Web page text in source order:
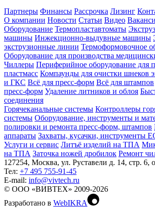
Партнеры Финансы Рассрочка Лизинг
О компании Новости Статьи Видео
Оборудование Термопластавтоматы
машины Инжекционно-выдувные машины
экструзионные линии Термоформовочное
Оборудование для производства
Чиллеры Периферийное оборудование для
пластмасс Компаунды для очистки шнеков
и ГКС Всё для пресс-форм Всё для штампов
пресс-форм Удаление литников и облоя
соединения
Горячеканальные системы Контроллеры
системы Оборудование, инструменты и
полировки и ремонта пресс-форм, штампов
аппараты Захваты, кусачки, инструменты
Услуги и сервис Литъё изделий на ТПА
на ТПА Заточка ножей дробилок Ремонт
127254, Москва, ул. Руставели д. 14, стр. 6,
Тел: +7 495 755-91-45
Е-mail: info@vivtech.ru
© ООО «ВИВТЕХ» 2009-2026
Разработано в WebIKRA